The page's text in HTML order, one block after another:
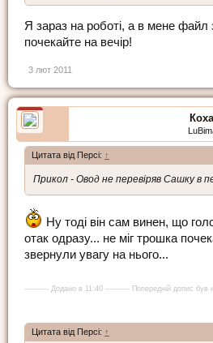
Я зараз на роботі, а в мене
почекайте на вечір!
3 лют 2011
Цитата від Персі: ↑
Прикол - Овод не перевіряв Сашку в
Ну тоді він сам винен, що
отак одразу... не міг трошка
звернули увагу на нього...
---------- Додано в 11:40 ---------- Попередній допис був
Цитата від Персі: ↑